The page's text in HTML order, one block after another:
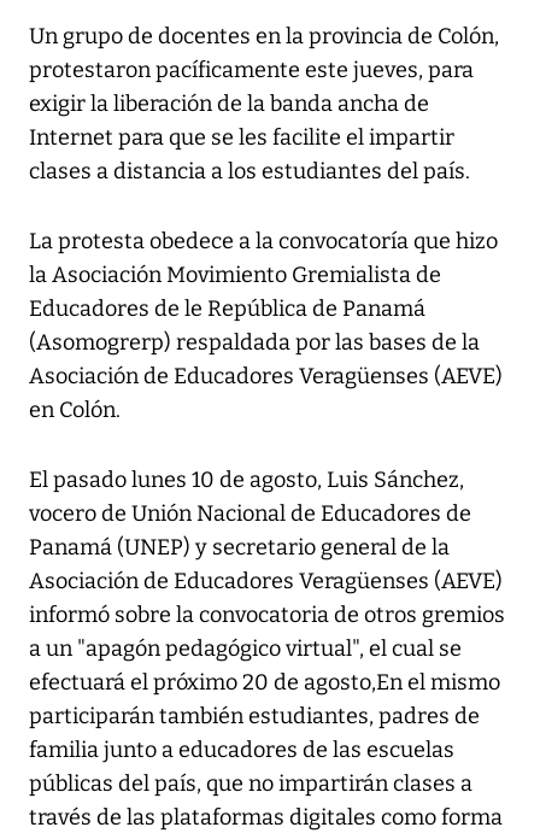
Un grupo de docentes en la provincia de Colón,
protestaron pacíficamente este jueves, para
exigir la liberación de la banda ancha de
Internet para que se les facilite el impartir
clases a distancia a los estudiantes del país.
La protesta obedece a la convocatoría que hizo
la Asociación Movimiento Gremialista de
Educadores de le República de Panamá
(Asomogrerp) respaldada por las bases de la
Asociación de Educadores Veragüenses (AEVE)
en Colón.
El pasado lunes 10 de agosto, Luis Sánchez,
vocero de Unión Nacional de Educadores de
Panamá (UNEP) y secretario general de la
Asociación de Educadores Veragüenses (AEVE)
informó sobre la convocatoria de otros gremios
a un "apagón pedagógico virtual", el cual se
efectuará el próximo 20 de agosto,En el mismo
participarán también estudiantes, padres de
familia junto a educadores de las escuelas
públicas del país, que no impartirán clases a
través de las plataformas digitales como forma